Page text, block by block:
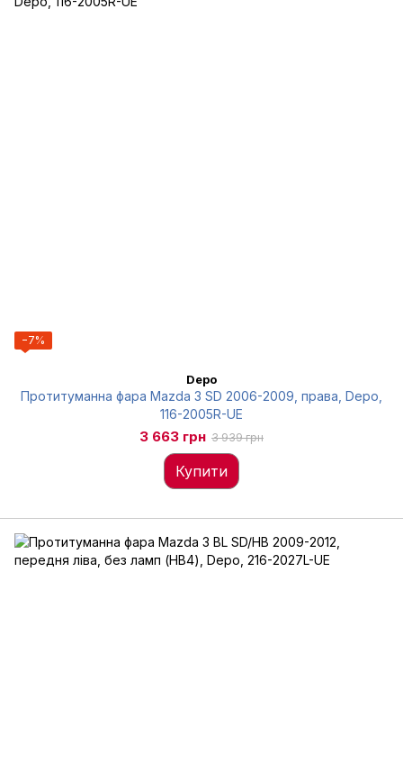
−7%
Depo
Протитуманна фара Mazda 3 SD 2006-2009, права, Depo,
116-2005R-UE
3 663 грн 3 939 грн
Купити